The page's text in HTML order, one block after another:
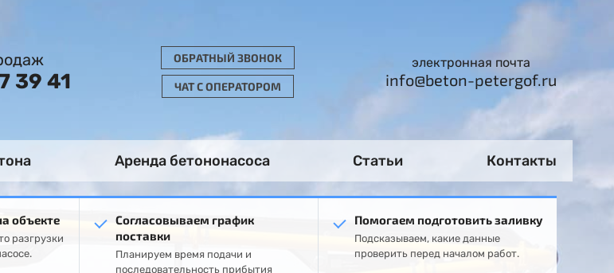
39 41
ОБРАТНЫЙ ЗВОНОК
ЧАТ С ОПЕРАТОРОМ
электронная почта
info@beton-petergof.ru
Аренда бетононасоса Статьи Контакты
объекте
разгрузки
Согласовываем график
поставки
Планируем время подачи и
последовательность прибытия
Помогаем подготовить заливку
Подсказываем, какие данные
проверить перед началом работ.